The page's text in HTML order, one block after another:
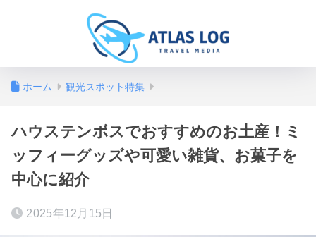
ホーム 観光スポット特集
ハウステンボスでおすすめのお土産！ミ
ッフィーグッズや可愛い雑貨、お菓子を
中心に紹介
2025年12月15日